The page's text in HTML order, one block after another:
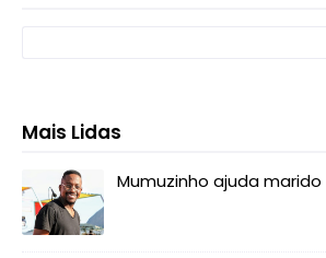
Mais Lidas
Mumuzinho ajuda